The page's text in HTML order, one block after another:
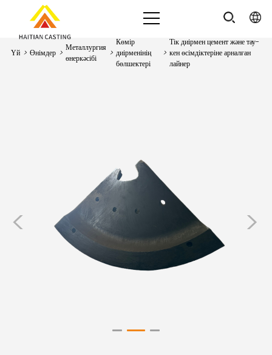
Үй > Өнімдер >
Металлургия
өнеркәсібі
>
Көмір
диірменінің
бөлшектері
>
Тік диірмен цемент және тау-
кен өсімдіктеріне арналған
лайнер
>
<